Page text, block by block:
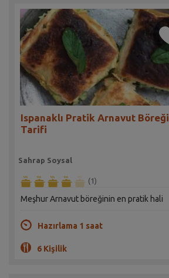
Ispanaklı Pratik Arnavut Böreği
Tarifi
Sahrap Soysal
(1)
Meşhur Arnavut böreğinin en pratik hali
Hazırlama 1 saat
6 Kişilik